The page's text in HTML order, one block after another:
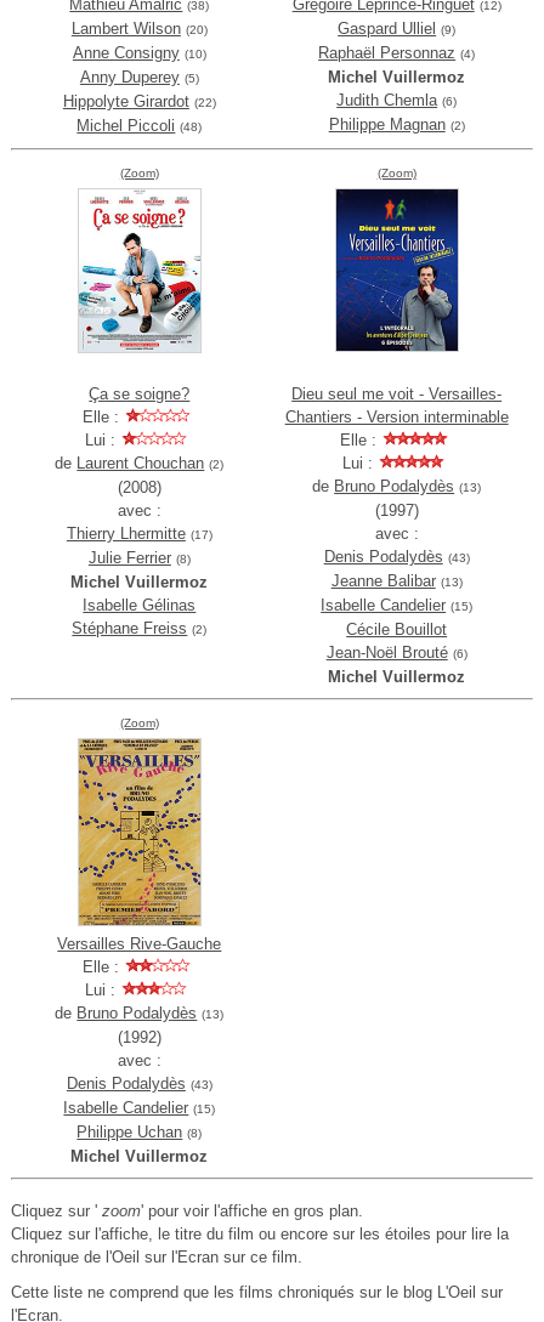
Mathieu Amalric (38)
Lambert Wilson (20)
Anne Consigny (10)
Anny Duperey (5)
Hippolyte Girardot (22)
Michel Piccoli (48)
Grégoire Leprince-Ringuet (12)
Gaspard Ulliel (9)
Raphaël Personnaz (4)
Michel Vuillermoz
Judith Chemla (6)
Philippe Magnan (2)
(Zoom)
Ça se soigne?
Elle :
Lui :
de Laurent Chouchan (2)
(2008)
avec :
Thierry Lhermitte (17)
Julie Ferrier (8)
Michel Vuillermoz
Isabelle Gélinas
Stéphane Freiss (2)
(Zoom)
Dieu seul me voit - Versailles-
Chantiers - Version interminable
Elle :
Lui :
de Bruno Podalydès (13)
(1997)
avec :
Denis Podalydès (43)
Jeanne Balibar (13)
Isabelle Candelier (15)
Cécile Bouillot
Jean-Noël Brouté (6)
Michel Vuillermoz
(Zoom)
Versailles Rive-Gauche
Elle :
Lui :
de Bruno Podalydès (13)
(1992)
avec :
Denis Podalydès (43)
Isabelle Candelier (15)
Philippe Uchan (8)
Michel Vuillermoz
Cliquez sur ' zoom' pour voir l'affiche en gros plan.
Cliquez sur l'affiche, le titre du film ou encore sur les étoiles pour lire la
chronique de l'Oeil sur l'Ecran sur ce film.
Cette liste ne comprend que les films chroniqués sur le blog L'Oeil sur
l'Ecran.